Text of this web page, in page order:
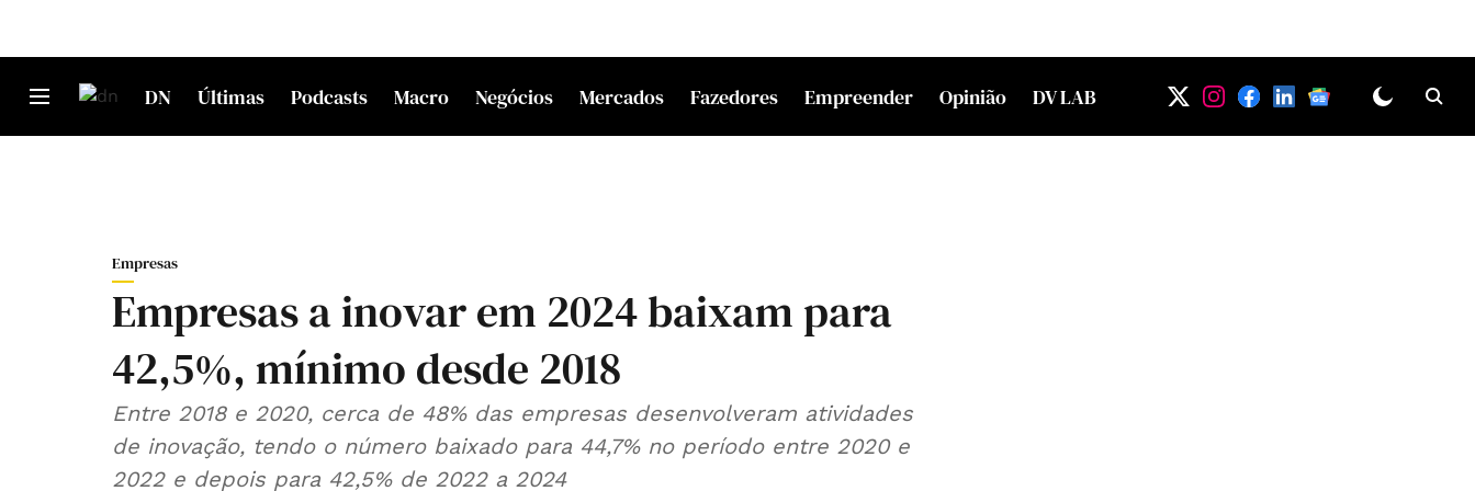
DN Últimas Podcasts Macro Negócios Mercados Fazedores Empreender Opinião DV LAB
Empresas
Empresas a inovar em 2024 baixam para
42,5%, mínimo desde 2018
Entre 2018 e 2020, cerca de 48% das empresas desenvolveram atividades
de inovação, tendo o número baixado para 44,7% no período entre 2020 e
2022 e depois para 42,5% de 2022 a 2024